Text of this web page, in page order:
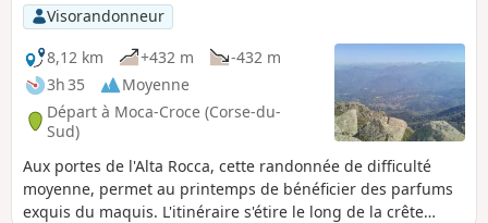
Visorandonneur
8,12 km
+432 m
-432 m
3h 35
Moyenne
Départ à Moca-Croce (Corse-du-
Sud)
Aux portes de l'Alta Rocca, cette randonnée de difficulté
moyenne, permet au printemps de bénéficier des parfums
exquis du maquis. L'itinéraire s'étire le long de la crête